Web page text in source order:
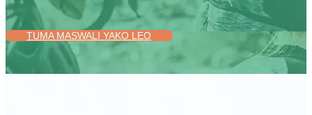
TUMA MASWALI YAKO LEO